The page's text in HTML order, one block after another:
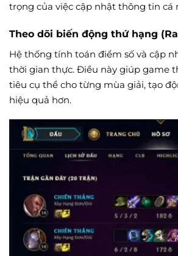
trọng của việc cập nhật thông tin cá
Theo dõi biến động thứ hạng
Hệ thống tính toán điểm số và cập
thời gian thực. Điều này giúp game
tiêu cụ thể cho từng mùa giải, tạo
hiệu quả hơn.